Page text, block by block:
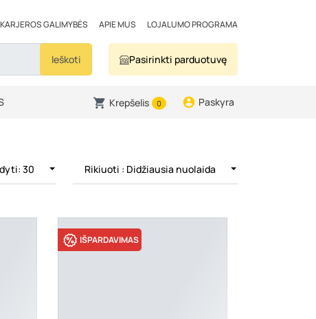
KARJEROS GALIMYBĖS APIE MUS LOJALUMO PROGRAMA
Ieškoti Pasirinkti parduotuvę
Krepšelis 0 Paskyra
30 Rikiuoti : Didžiausia nuolaida
IŠPARDAVIMAS